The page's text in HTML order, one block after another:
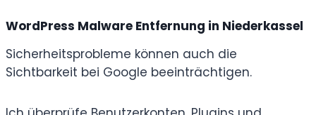
WordPress Malware Entfernung in Niederkassel
Sicherheitsprobleme können auch die
Sichtbarkeit bei Google beeinträchtigen.